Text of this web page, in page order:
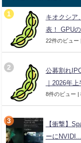
キオクシア
表！ GPU
22件のビュー
公募割れ
｜2026年
8件のビュー |
【衝撃】
ーにNVIDI...